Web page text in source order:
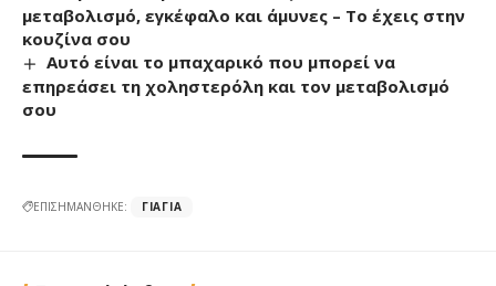
μεταβολισμό, εγκέφαλο και άμυνες – Το έχεις στην
κουζίνα σου
Αυτό είναι το μπαχαρικό που μπορεί να
επηρεάσει τη χοληστερόλη και τον μεταβολισμό
σου
ΕΠΙΣΗΜΑΝΘΗΚΕ: ΓΙΑΓΙΆ